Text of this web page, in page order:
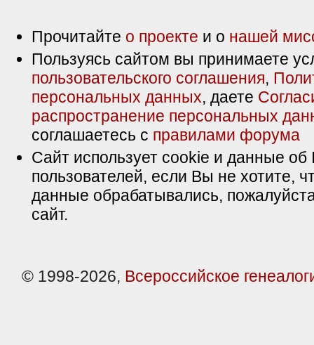
Прочитайте о проекте и о нашей
Пользуясь сайтом вы принимаете
пользовательского соглашения,
персональных данных, даете
распространение персональных
соглашаетесь с правилами форума
Сайт использует cookie и данные об
пользователей, если Вы не хотите,
данные обрабатывались,
сайт.
© 1998-2026, Всероссийское